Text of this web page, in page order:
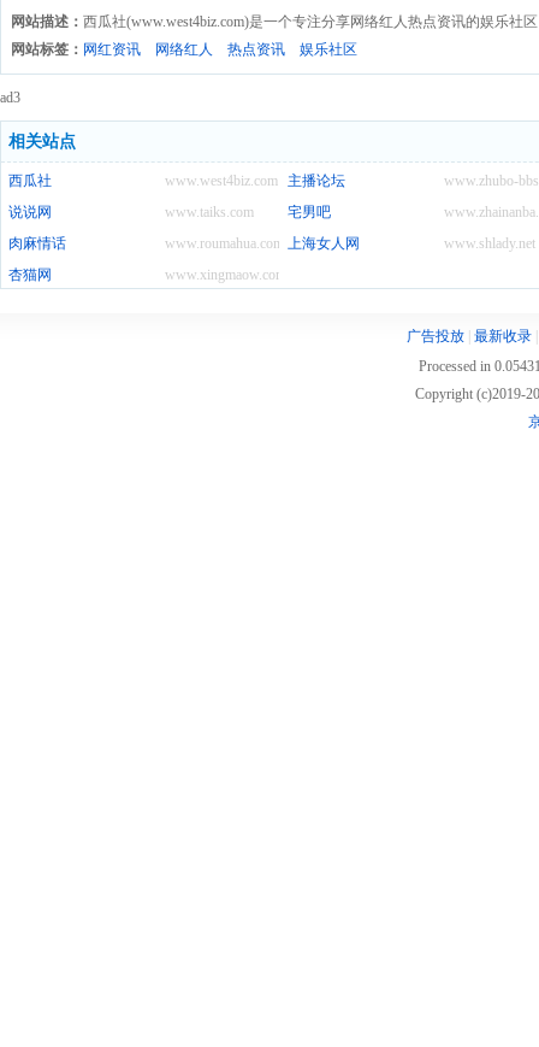
网站描述： 西瓜社(www.west4biz.com)是一个专注分享网络红人热点资讯的娱乐社区
网站标签： 网红资讯 网络红人 热点资讯 娱乐社区
ad3
相关站点
www.west4biz.com
西瓜社 www.zhubo-
主播论坛
www.taiks.com
说说网
宅男吧
www.roumahua.com
肉麻情话 www.shlady.net
上海女人网
www.xingmaow.com
杏猫网
广告投放 最新收录
Processed in
Copyright (c)2019-